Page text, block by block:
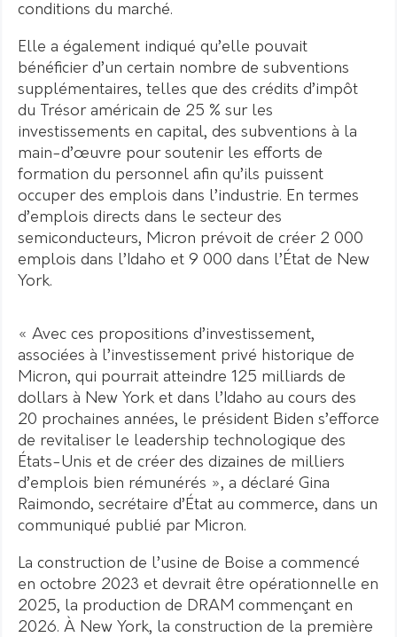
conditions du marché.
Elle a également indiqué qu’elle pouvait
bénéficier d’un certain nombre de subventions
supplémentaires, telles que des crédits d’impôt
du Trésor américain de 25 % sur les
investissements en capital, des subventions à la
main-d’œuvre pour soutenir les efforts de
formation du personnel afin qu’ils puissent
occuper des emplois dans l’industrie. En termes
d’emplois directs dans le secteur des
semiconducteurs, Micron prévoit de créer 2 000
emplois dans l’Idaho et 9 000 dans l’État de New
York.
« Avec ces propositions d’investissement,
associées à l’investissement privé historique de
Micron, qui pourrait atteindre 125 milliards de
dollars à New York et dans l’Idaho au cours des
20 prochaines années, le président Biden s’efforce
de revitaliser le leadership technologique des
États-Unis et de créer des dizaines de milliers
d’emplois bien rémunérés », a déclaré Gina
Raimondo, secrétaire d’État au commerce, dans un
communiqué publié par Micron.
La construction de l’usine de Boise a commencé
en octobre 2023 et devrait être opérationnelle en
2025, la production de DRAM commençant en
2026. À New York, la construction de la première